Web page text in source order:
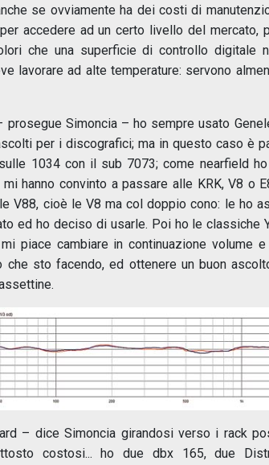
se ovviamente ha dei costi di
accedere ad un certo livello del mercato,
che una superficie di controllo digitale
lavorare ad alte temperature: servono
prosegue Simoncia – ho sempre usato
per i discografici; ma in questo caso è
1034 con il sub 7073; come nearfield
hanno convinto a passare alle KRK, V8 o
V88, cioè le V8 ma col doppio cono: le ho
ed ho deciso di usarle. Poi ho le classiche
piace cambiare in continuazione volume
che sto facendo, ed ottenere un buon
– dice Simoncia girandosi verso i rack
costosi... ho due dbx 165, due